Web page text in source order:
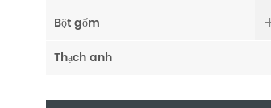
Bột gốm
Thạch anh